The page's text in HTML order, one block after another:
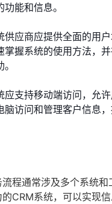
能和信息。
供应商应提供全面的用
掌握系统的使用方法，
应支持移动端访问，允
脑访问和管理客户信息
程通常涉及多个系统和
CRM系统，可以实现